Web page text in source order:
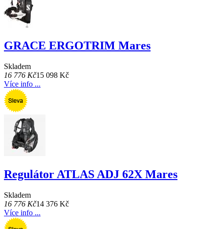
GRACE ERGOTRIM Mares
Skladem
16 776 Kč15 098 Kč
Více info ...
Regulátor ATLAS ADJ 62X Mares
Skladem
16 776 Kč14 376 Kč
Více info ...